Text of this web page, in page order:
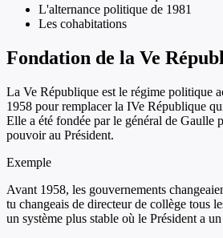
L'alternance politique de 1981
Les cohabitations
Fondation de la Ve
La Ve République est le régime politique
1958 pour remplacer la IVe République
Elle a été fondée par le général de Gaulle
pouvoir au Président.
Exemple
Avant 1958, les gouvernements
tu changeais de directeur de collège tous
un système plus stable où le Président a